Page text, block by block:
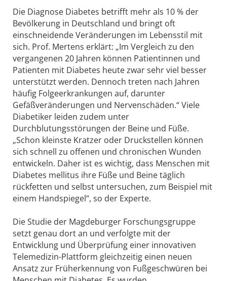
Die Diagnose Diabetes betrifft mehr als 10 % der
Bevölkerung in Deutschland und bringt oft
einschneidende Veränderungen im Lebensstil mit
sich. Prof. Mertens erklärt: „Im Vergleich zu den
vergangenen 20 Jahren können Patientinnen und
Patienten mit Diabetes heute zwar sehr viel besser
unterstützt werden. Dennoch treten nach Jahren
häufig Folgeerkrankungen auf, darunter
Gefäßveränderungen und Nervenschäden.“ Viele
Diabetiker leiden zudem unter
Durchblutungsstörungen der Beine und Füße.
„Schon kleinste Kratzer oder Druckstellen können
sich schnell zu offenen und chronischen Wunden
entwickeln. Daher ist es wichtig, dass Menschen mit
Diabetes mellitus ihre Füße und Beine täglich
rückfetten und selbst untersuchen, zum Beispiel mit
einem Handspiegel“, so der Experte.
Die Studie der Magdeburger Forschungsgruppe
setzt genau dort an und verfolgte mit der
Entwicklung und Überprüfung einer innovativen
Telemedizin-Plattform gleichzeitig einen neuen
Ansatz zur Früherkennung von Fußgeschwüren bei